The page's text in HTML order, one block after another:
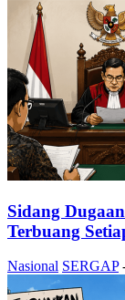
Sidang
Terbuang
Nasional SERGAP